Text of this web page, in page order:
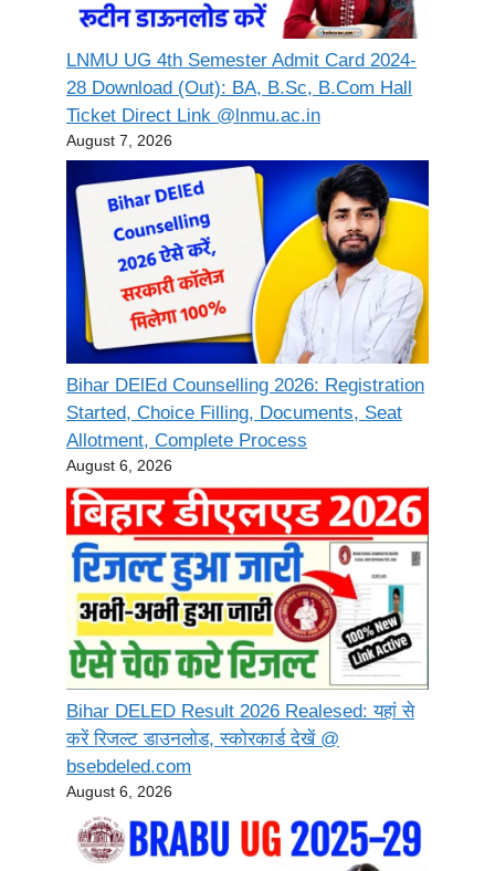
LNMU UG 4th Semester Admit Card 2024-
28 Download (Out): BA, B.Sc, B.Com Hall
Ticket Direct Link @lnmu.ac.in
August 7, 2026
Bihar DElEd Counselling 2026: Registration
Started, Choice Filling, Documents, Seat
Allotment, Complete Process
August 6, 2026
Bihar DELED Result 2026 Realesed: यहां से
करें रिजल्ट डाउनलोड, स्कोरकार्ड देखें @
bsebdeled.com
August 6, 2026